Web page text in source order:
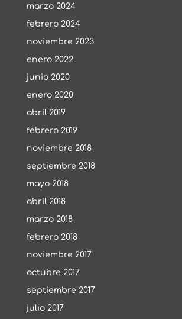
marzo 2024
febrero 2024
noviembre 2023
enero 2022
junio 2020
enero 2020
abril 2019
febrero 2019
noviembre 2018
septiembre 2018
mayo 2018
abril 2018
marzo 2018
febrero 2018
noviembre 2017
octubre 2017
septiembre 2017
julio 2017